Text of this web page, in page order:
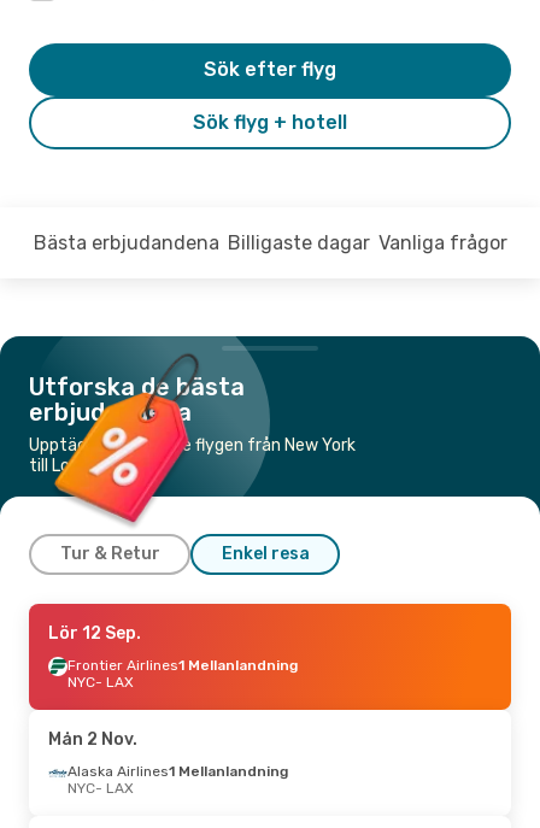
Sök flyg + hotell
Sök efter flyg
Bästa erbjudandena Billigaste dagar Vanliga frågor
Utforska de bästa
erbjudandena
Upptäck de billigaste flygen från New York
till Los Angeles
Tur & Retur Enkel resa
Fre 11 Sep.- Tis 15 Sep.
Frontier Airlines1 Mellanlandning
NYC- LAX
LAX- NYC
Lör 26 Sep.- Lör 3 Okt.
Lör 12 Sep.
Frontier Airlines1 Mellanlandning
NYC- LAX
Mån 2 Nov.
Alaska Airlines1 Mellanlandning
NYC- LAX